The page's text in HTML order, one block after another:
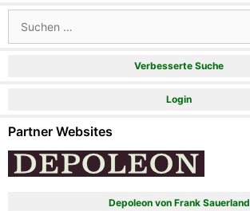
nach:
Verbesserte Suche
Login
Partner Websites
Depoleon von Frank Sauerland